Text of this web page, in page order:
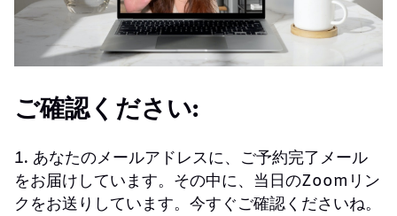
ご確認ください:
1. あなたのメールアドレスに、ご予約完了メール
をお届けしています。その中に、当日のZoomリン
クをお送りしています。今すぐご確認くださいね。